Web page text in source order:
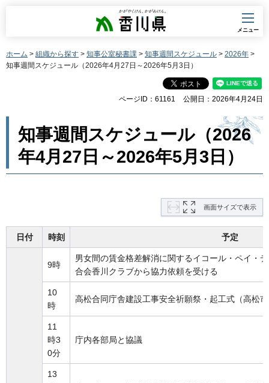
香川県
メニュー
ホーム > 組織から探す > 知事公室秘書課 > 知事週間スケジュール > 2026年 >
知事週間スケジュール（2026年4月27日～2026年5月3日）
ページID：61161 公開日：2026年4月24日
知事週間スケジュール（2026
年4月27日～2026年5月3日）
画面サイズで表示
日付 時刻 予定
9時
男女間の賃金格差解消に関するイコール・ペイ・
合会香川クラブから協力依頼を受ける
10
時
高松合同庁舎建設工事安全祈願祭・起工式（高松
11
時3
0分
庁内各部局と協議
13